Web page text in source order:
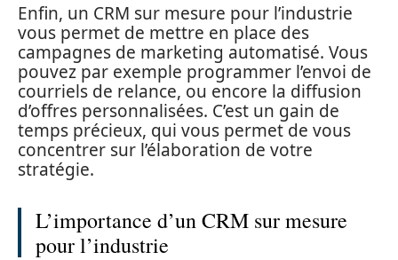
Enfin, un CRM sur mesure pour l’industrie
vous permet de mettre en place des
campagnes de marketing automatisé. Vous
pouvez par exemple programmer l’envoi de
courriels de relance, ou encore la diffusion
d’offres personnalisées. C’est un gain de
temps précieux, qui vous permet de vous
concentrer sur l’élaboration de votre
stratégie.
L’importance d’un CRM sur mesure
pour l’industrie